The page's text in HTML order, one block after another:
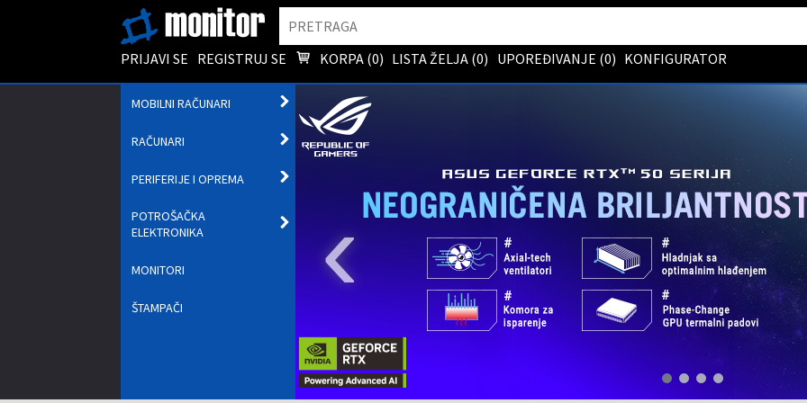
PRIJAVI SE REGISTRUJ SE KORPA (0) LISTA ŽELJA (0) UPOREĐIVANJE (0) KONFIGURATOR
MOBILNI RAČUNARI
PODMENI
RAČUNARI
OTVORI
PODMENI
PERIFERIJE I OPREMA
POTROŠAČKA
ELEKTRONIKA
MONITORI
ŠTAMPAČI ‹